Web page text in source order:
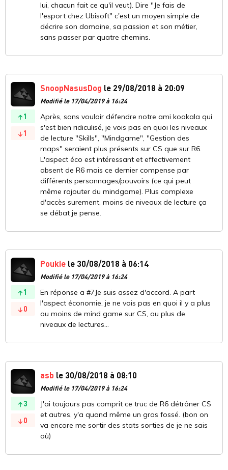
lui, chacun fait ce qu'il veut). Dire "Je fais de
l'esport chez Ubisoft" c'est un moyen simple de
décrire son domaine, sa passion et son métier,
sans passer par quatre chemins.
1
1
SnoopNasusDog le 29/08/2018 à 20:09
Modifié le 17/04/2019 à 16:24
Après, sans vouloir défendre notre ami koakala qui
s'est bien ridiculisé, je vois pas en quoi les niveaux
de lecture "Skills", "Mindgame", "Gestion des
maps" seraient plus présents sur CS que sur R6.
L'aspect éco est intéressant et effectivement
absent de R6 mais ce dernier compense par
différents personnages/pouvoirs (ce qui peut
même rajouter du mindgame). Plus complexe
d'accès surement, moins de niveaux de lecture ça
se débat je pense.
1
0
Poukie le 30/08/2018 à 06:14
Modifié le 17/04/2019 à 16:24
En réponse a #7Je suis assez d'accord. A part
l'aspect économie, je ne vois pas en quoi il y a plus
ou moins de mind game sur CS, ou plus de
niveaux de lectures...
3
0
asb le 30/08/2018 à 08:10
Modifié le 17/04/2019 à 16:24
J'ai toujours pas comprit ce truc de R6 détrôner CS
et autres, y'a quand même un gros fossé. (bon on
va encore me sortir des stats sorties de je ne sais
où)